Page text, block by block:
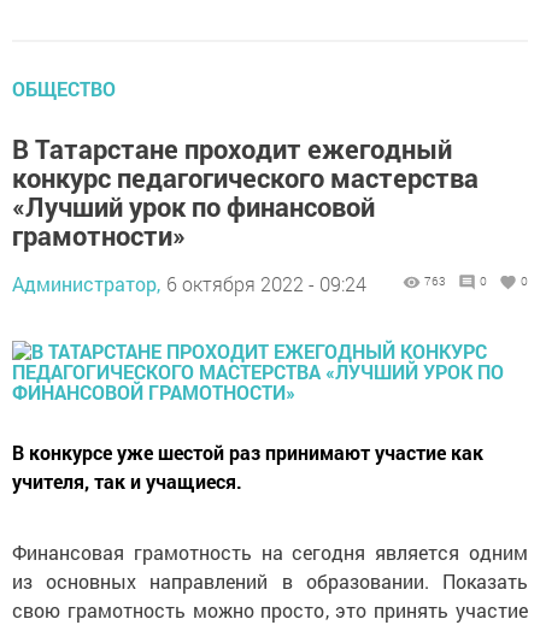
ОБЩЕСТВО
В Татарстане проходит ежегодный
конкурс педагогического мастерства
«Лучший урок по финансовой
грамотности»
Администратор, 6 октября 2022 - 09:24 763 0 0
В конкурсе уже шестой раз принимают участие как
учителя, так и учащиеся.
Финансовая грамотность на сегодня является одним
из основных направлений в образовании. Показать
свою грамотность можно просто, это принять участие